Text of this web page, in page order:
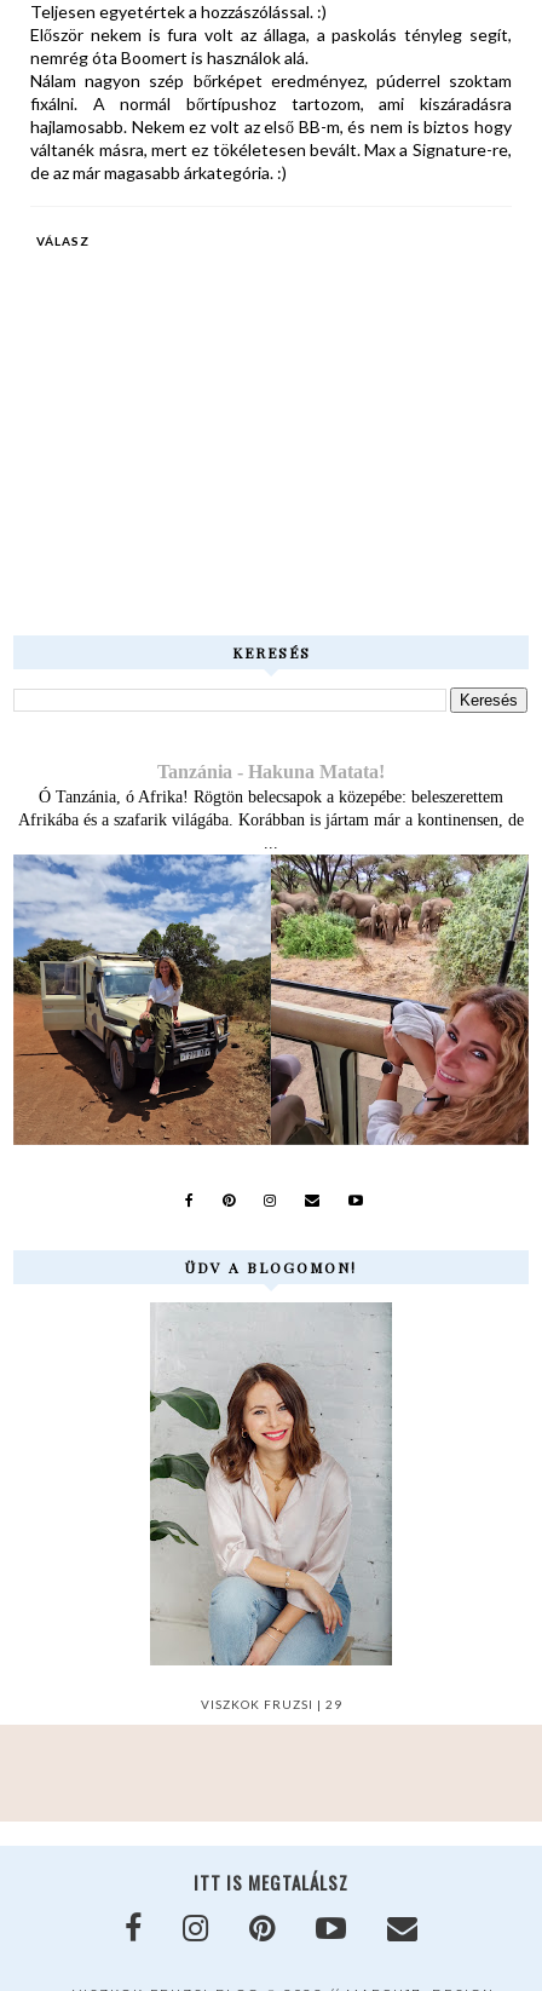
Teljesen egyetértek a hozzászólással. :)
Először nekem is fura volt az állaga, a paskolás tényleg segít,
nemrég óta Boomert is használok alá.
Nálam nagyon szép bőrképet eredményez, púderrel szoktam
fixálni. A normál bőrtípushoz tartozom, ami kiszáradásra
hajlamosabb. Nekem ez volt az első BB-m, és nem is biztos hogy
váltanék másra, mert ez tökéletesen bevált. Max a Signature-re,
de az már magasabb árkategória. :)
VÁLASZ
KERESÉS
Tanzánia - Hakuna Matata!
Ó Tanzánia, ó Afrika! Rögtön belecsapok a közepébe: beleszerettem
Afrikába és a szafarik világába. Korábban is jártam már a kontinensen, de
...
ÜDV A BLOGOMON!
VISZKOK FRUZSI | 29
ITT IS MEGTALÁLSZ